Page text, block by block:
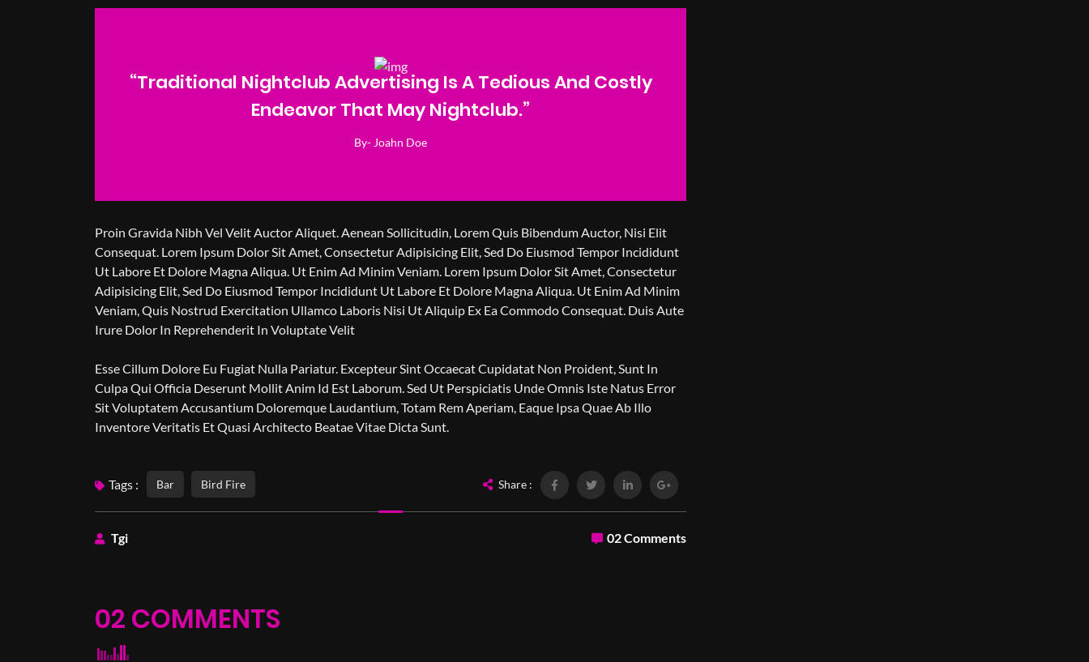
“Traditional Nightclub Advertising Is A Tedious And Costly
Endeavor That May Nightclub.”
By- Joahn Doe
Proin Gravida Nibh Vel Velit Auctor Aliquet. Aenean Sollicitudin, Lorem Quis Bibendum Auctor, Nisi Elit
Consequat. Lorem Ipsum Dolor Sit Amet, Consectetur Adipisicing Elit, Sed Do Eiusmod Tempor Incididunt
Ut Labore Et Dolore Magna Aliqua. Ut Enim Ad Minim Veniam. Lorem Ipsum Dolor Sit Amet, Consectetur
Adipisicing Elit, Sed Do Eiusmod Tempor Incididunt Ut Labore Et Dolore Magna Aliqua. Ut Enim Ad Minim
Veniam, Quis Nostrud Exercitation Ullamco Laboris Nisi Ut Aliquip Ex Ea Commodo Consequat. Duis Aute
Irure Dolor In Reprehenderit In Voluptate Velit
Esse Cillum Dolore Eu Fugiat Nulla Pariatur. Excepteur Sint Occaecat Cupidatat Non Proident, Sunt In
Culpa Qui Officia Deserunt Mollit Anim Id Est Laborum. Sed Ut Perspiciatis Unde Omnis Iste Natus Error
Sit Voluptatem Accusantium Doloremque Laudantium, Totam Rem Aperiam, Eaque Ipsa Quae Ab Illo
Inventore Veritatis Et Quasi Architecto Beatae Vitae Dicta Sunt.
Tags : Bar Bird Fire Share :
Tgi 02 Comments
02 COMMENTS